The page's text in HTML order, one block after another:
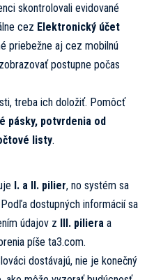
skontrolovali evidované
cez Elektronický účet
priebežne aj cez mobilnú
postupne počas
treba ich doložiť. Pomôcť
pásky, potvrdenia od
listy.
I. a II. pilier, no systém sa
dostupných informácií sa
údajov z III. piliera a
píše ta3.com.
dostávajú, nie je konečný